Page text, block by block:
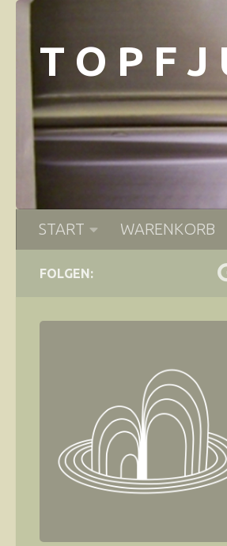
Zum Inhalt springen
T O P F J
START WARENKORB
FOLGEN: